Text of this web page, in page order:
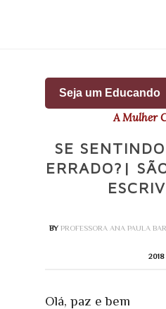
Seja um Educando
A Mulher
SE
ERRADO?|
BY PROFESSORA ANA PAULA
2018
Olá, paz e bem